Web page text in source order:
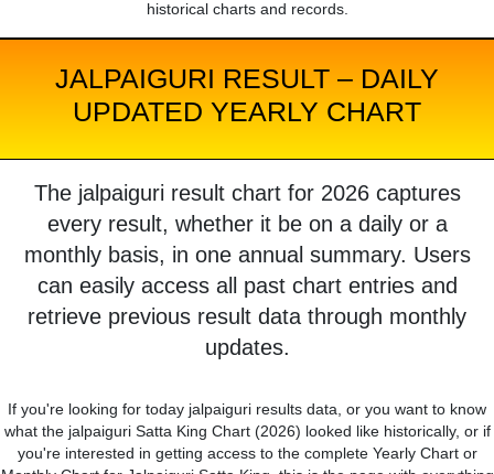
historical charts and records.
JALPAIGURI RESULT – DAILY
UPDATED YEARLY CHART
The jalpaiguri result chart for 2026 captures
every result, whether it be on a daily or a
monthly basis, in one annual summary. Users
can easily access all past chart entries and
retrieve previous result data through monthly
updates.
If you're looking for today jalpaiguri results data, or you want to know
what the jalpaiguri Satta King Chart (2026) looked like historically, or if
you're interested in getting access to the complete Yearly Chart or